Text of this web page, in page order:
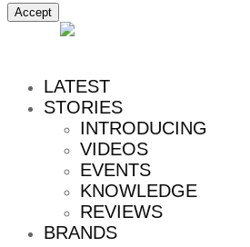
Accept
LATEST
STORIES
INTRODUCING
VIDEOS
EVENTS
KNOWLEDGE
REVIEWS
BRANDS